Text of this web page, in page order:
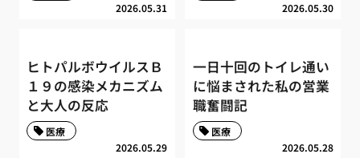
2026.05.31 2026.05.30
ヒトパルボウイルスＢ
１９の感染メカニズム
と大人の反応
2026.05.29
医療
一日十回のトイレ通い
に悩まされた私の営業
職奮闘記
2026.05.28
医療